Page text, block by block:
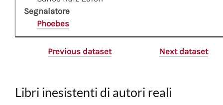
Segnalatore
Phoebes
Previous dataset Next dataset
Libri inesistenti di autori reali